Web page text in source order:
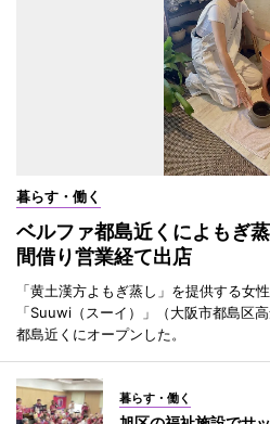
暮らす・働く
ベルファ都島近くによもぎ
間借り営業経て出店
「黄土漢方よもぎ蒸し」を提供する女
「Suuwi（スーイ）」（大阪市都島区
都島近くにオープンした。
暮らす・働く